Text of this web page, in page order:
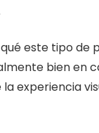
este tipo de
bien en
la experiencia